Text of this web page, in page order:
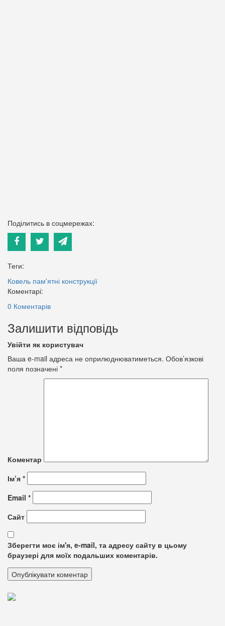
Поділитись в соцмережах:
Теги:
Ковель пам'ятні конструкції
Коментарі:
0 Коментарів
Залишити відповідь
Увійти як користувач
Ваша e-mail адреса не оприлюднюватиметься. Обов’язкові
поля позначені *
Коментар
Ім’я *
Email *
Сайт
Зберегти моє ім'я, e-mail, та адресу сайту в цьому
браузері для моїх подальших коментарів.